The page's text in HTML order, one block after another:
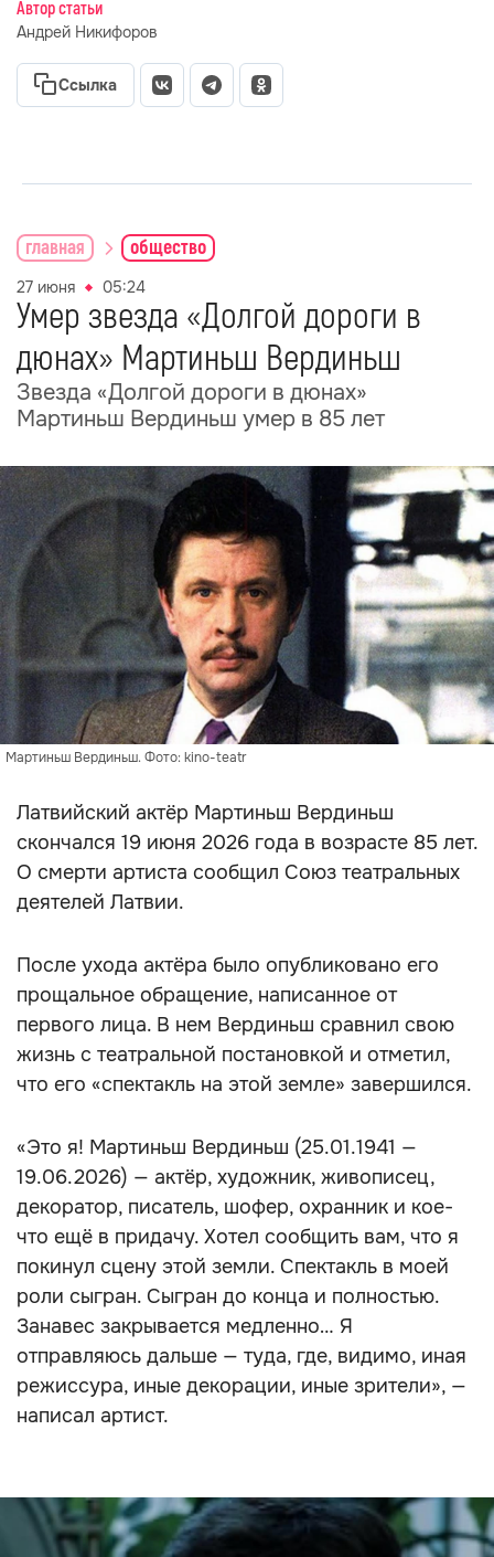
Автор статьи
Андрей Никифоров
Ссылка
главная общество
27 июня 05:24
Умер звезда «Долгой дороги в
дюнах» Мартиньш Вердиньш
Звезда «Долгой дороги в дюнах»
Мартиньш Вердиньш умер в 85 лет
Мартиньш Вердиньш. Фото: kino-teatr
Латвийский актёр Мартиньш Вердиньш
скончался 19 июня 2026 года в возрасте 85 лет.
О смерти артиста сообщил Союз театральных
деятелей Латвии.
После ухода актёра было опубликовано его
прощальное обращение, написанное от
первого лица. В нем Вердиньш сравнил свою
жизнь с театральной постановкой и отметил,
что его «спектакль на этой земле» завершился.
«Это я! Мартиньш Вердиньш (25.01.1941 —
19.06.2026) — актёр, художник, живописец,
декоратор, писатель, шофер, охранник и кое-
что ещё в придачу. Хотел сообщить вам, что я
покинул сцену этой земли. Спектакль в моей
роли сыгран. Сыгран до конца и полностью.
Занавес закрывается медленно… Я
отправляюсь дальше — туда, где, видимо, иная
режиссура, иные декорации, иные зрители», —
написал артист.